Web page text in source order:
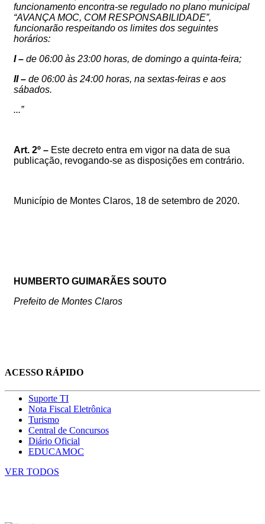
funcionamento encontra-se regulado no plano municipal
“AVANÇA MOC, COM RESPONSABILIDADE”,
funcionarão respeitando os limites dos seguintes
horários:
I – de 06:00 às 23:00 horas, de domingo a quinta-feira;
II – de 06:00 às 24:00 horas, na sextas-feiras e aos
sábados.
...”
Art. 2º – Este decreto entra em vigor na data de sua
publicação, revogando-se as disposições em contrário.
Município de Montes Claros, 18 de setembro de 2020.
HUMBERTO GUIMARÃES SOUTO
Prefeito de Montes Claros
ACESSO RÁPIDO
Suporte TI
Nota Fiscal Eletrônica
Turismo
Central de Concursos
Diário Oficial
EDUCAMOC
VER TODOS